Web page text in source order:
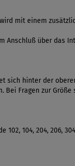
mit einem
über das
sich hinter der
Bei Fragen zur
104, 204, 206,